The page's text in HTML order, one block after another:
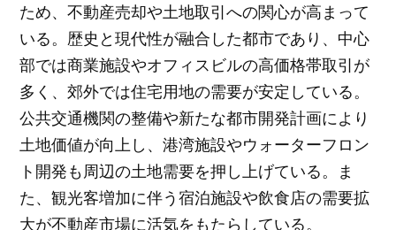
ため、不動産売却や土地取引への関心が高まって
いる。歴史と現代性が融合した都市であり、中心
部では商業施設やオフィスビルの高価格帯取引が
多く、郊外では住宅用地の需要が安定している。
公共交通機関の整備や新たな都市開発計画により
土地価値が向上し、港湾施設やウォーターフロン
ト開発も周辺の土地需要を押し上げている。ま
た、観光客増加に伴う宿泊施設や飲食店の需要拡
大が不動産市場に活気をもたらしている。